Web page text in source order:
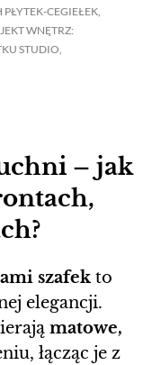
CEGIEŁEK,
WNĘTRZ:
STUDIO,
– jak
szafek to
elegancji.
matowe,
łącząc je z